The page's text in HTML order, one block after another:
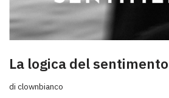
La logica del sentimento
di clownbianco